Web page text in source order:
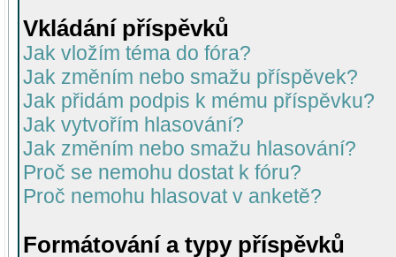
Vkládání příspěvků
Jak vložím téma do fóra?
Jak změním nebo smažu příspěvek?
Jak přidám podpis k mému příspěvku?
Jak vytvořím hlasování?
Jak změním nebo smažu hlasování?
Proč se nemohu dostat k fóru?
Proč nemohu hlasovat v anketě?
Formátování a typy příspěvků